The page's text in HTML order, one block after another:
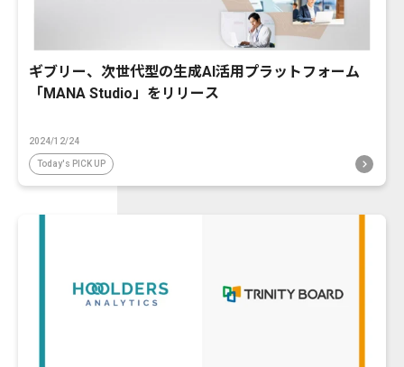
ギブリー、次世代型の生成AI活用プラットフォーム
「MANA Studio」をリリース
2024/12/24
Today's PICK UP